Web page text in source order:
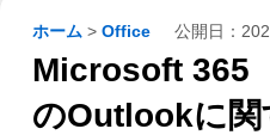
ホーム > Office 公開日：
Microsoft 365
のOutlookに関